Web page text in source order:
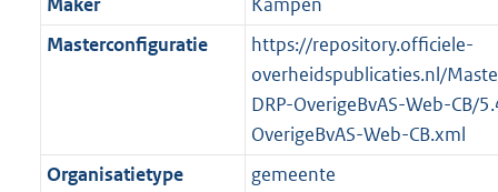
Masterconfiguratie
https://repository.officiele-
overheidspublicaties.nl/
DRP-OverigeBvAS-Web-CB/
OverigeBvAS-Web-CB.xml
Organisatietype
gemeente